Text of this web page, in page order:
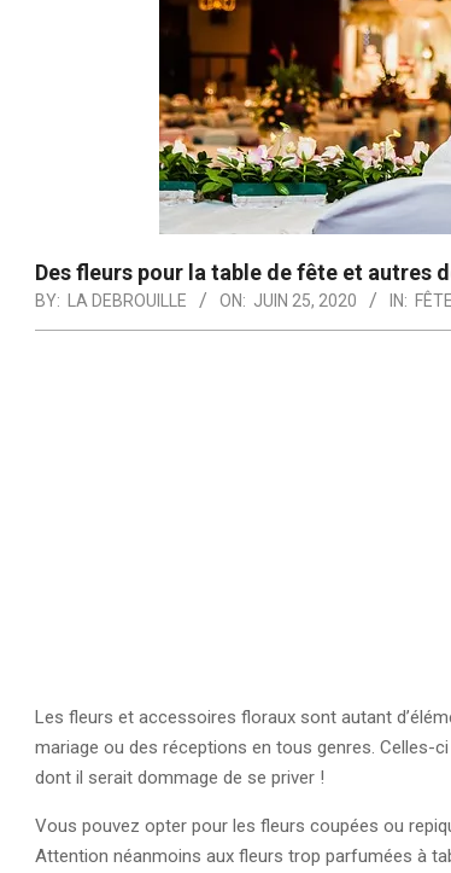
Des fleurs pour la table de fête et autres
BY: LA DEBROUILLE ON: JUIN 25, 2020 IN:
Les fleurs et accessoires floraux sont autant
mariage ou des réceptions en tous genres. Celles-
dont il serait dommage de se priver !
Vous pouvez opter pour les fleurs coupées ou
Attention néanmoins aux fleurs trop parfumées à